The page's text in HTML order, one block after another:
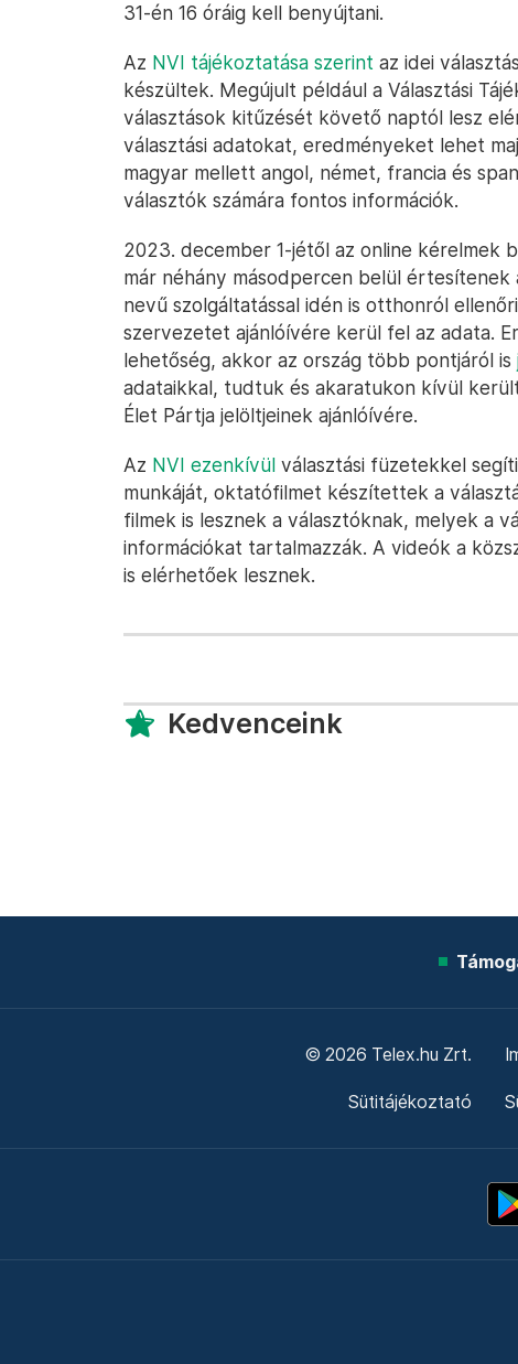
31-én 16 óráig kell benyújtani.
Az NVI tájékoztatása szerint az idei
készültek. Megújult például a Választási
választások kitűzését követő naptól lesz
választási adatokat, eredményeket lehet
magyar mellett angol, német, francia és
választók számára fontos információk.
2023. december 1-jétől az online kérelmek
már néhány másodpercen belül értesítenek
nevű szolgáltatással idén is otthonról
szervezetet ajánlóívére kerül fel az adata.
lehetőség, akkor az ország több pontjáról is
adataikkal, tudtuk és akaratukon kívül
Élet Pártja jelöltjeinek ajánlóívére.
Az NVI ezenkívül választási füzetekkel
munkáját, oktatófilmet készítettek a
filmek is lesznek a választóknak, melyek a
információkat tartalmazzák. A videók a
is elérhetőek lesznek.
Kedvenceink
© 2026 Telex.hu Zrt.
Sütitájékoztató